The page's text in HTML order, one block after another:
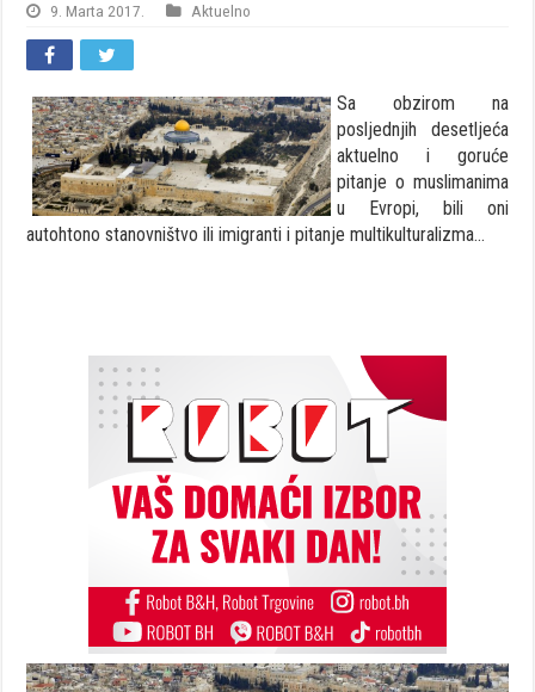
9. Marta 2017. Aktuelno
Sa obzirom na
posljednjih desetljeća
aktuelno i goruće
pitanje o muslimanima
u Evropi, bili oni
autohtono stanovništvo ili imigranti i pitanje multikulturalizma…